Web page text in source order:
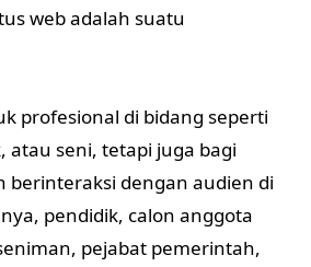
web adalah suatu
profesional di bidang seperti
atau seni, tetapi juga bagi
berinteraksi dengan audien di
pendidik, calon anggota
pejabat pemerintah,